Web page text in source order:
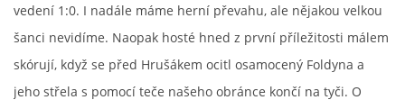
vedení 1:0. I nadále máme herní převahu, ale nějakou velkou
šanci nevidíme. Naopak hosté hned z první příležitosti málem
skórují, když se před Hrušákem ocitl osamocený Foldyna a
jeho střela s pomocí teče našeho obránce končí na tyči. O